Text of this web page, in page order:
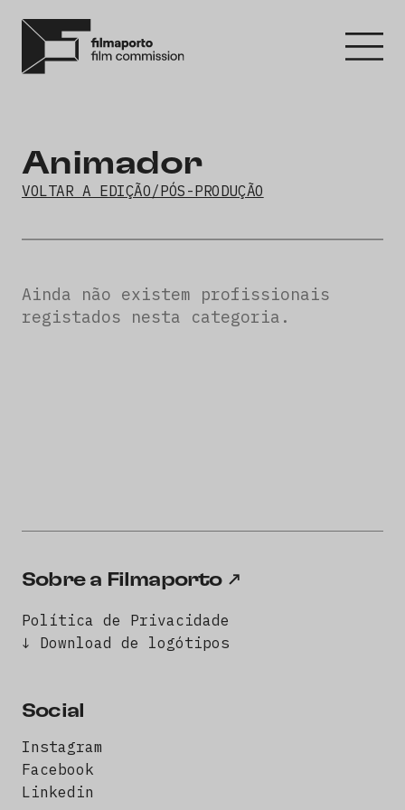
Animador
VOLTAR A EDIÇÃO/PÓS-PRODUÇÃO
Ainda não existem profissionais
registados nesta categoria.
Sobre a Filmaporto
Política de Privacidade
↓ Download de logótipos
Social
Instagram
Facebook
Linkedin